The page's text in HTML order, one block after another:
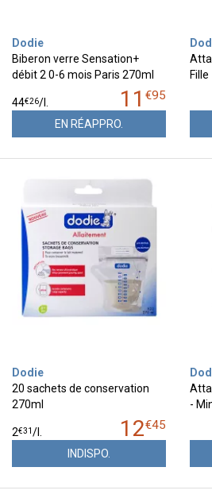
Dodie
Biberon verre Sensation+
débit 2 0-6 mois Paris 270ml
11 €95
44€26/
EN RÉAPPRO.
Fille
Dodie
20 sachets de conservation
270ml
12€45
2€31/
INDISPO.
-